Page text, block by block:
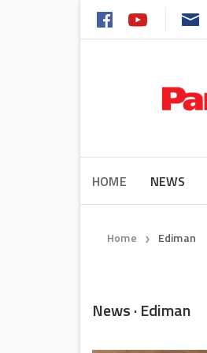
HOME NEWS
Home ❯ Ediman
News · Ediman